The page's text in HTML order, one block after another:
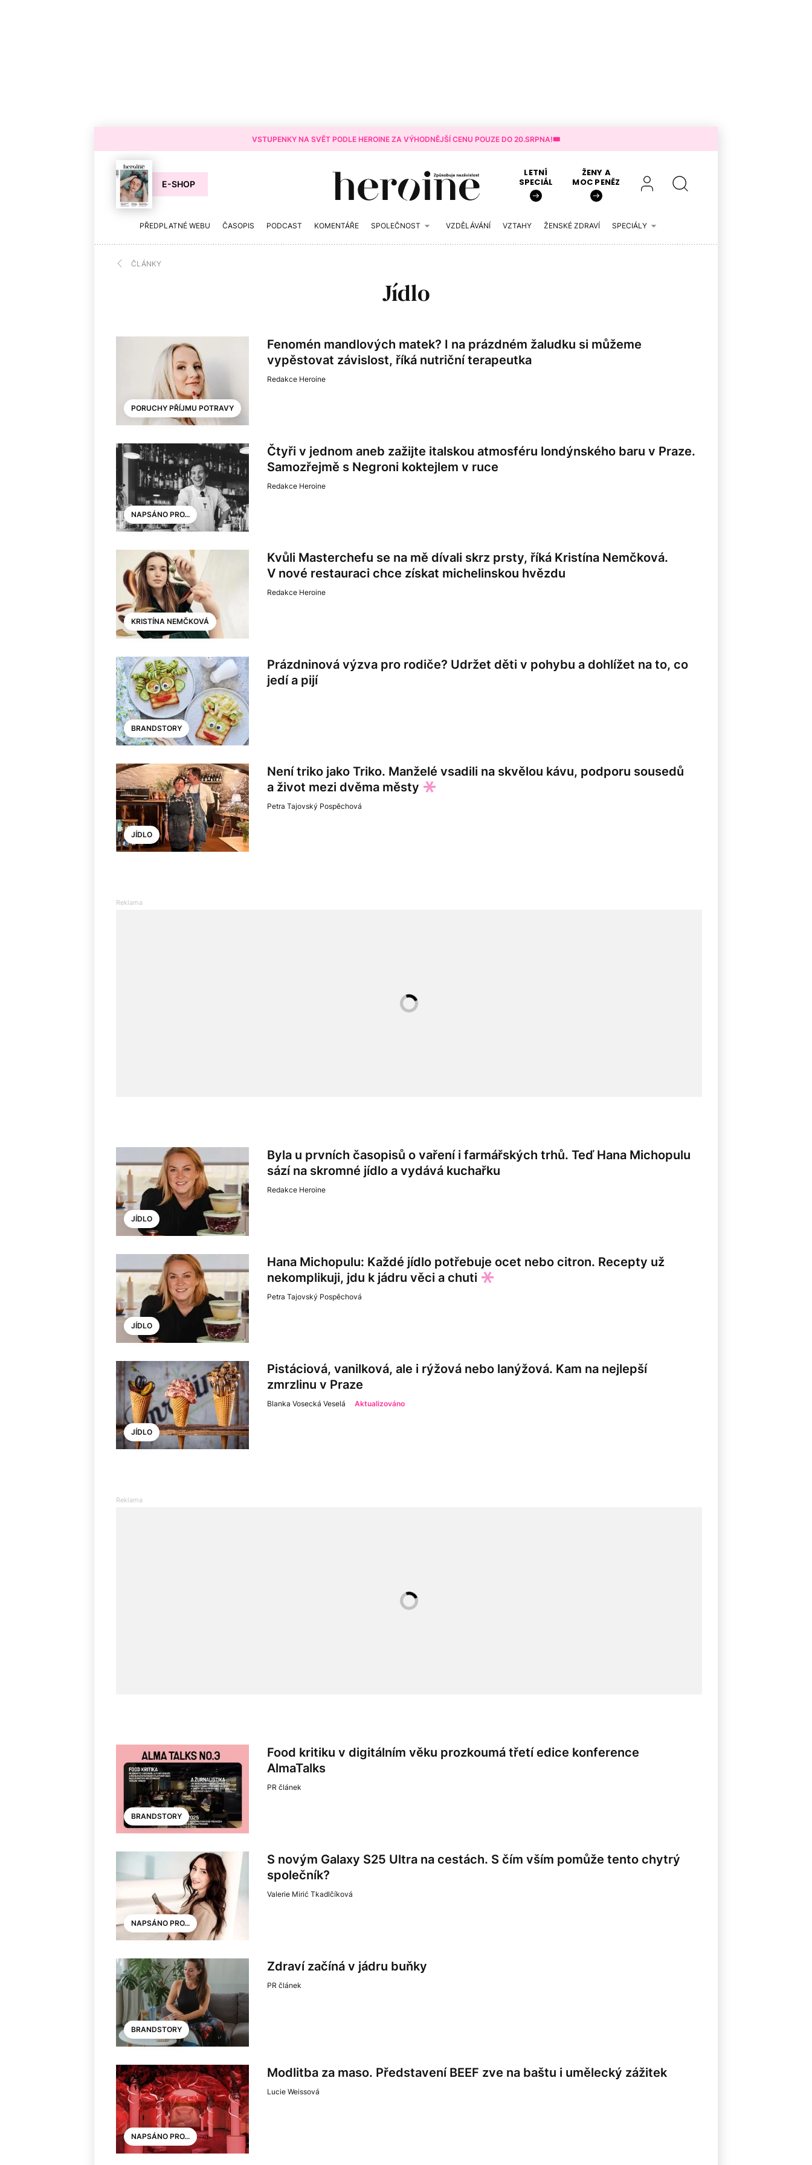
VSTUPENKY NA SVĚT PODLE HEROINE ZA VÝHODNĚJŠÍ CENU POUZE DO 20.SRPNA!🎟️
E-SHOP
LETNÍ
SPECIÁL
ŽENY A
MOC PENĚZ
PŘEDPLATNÉ WEBU ČASOPIS PODCAST KOMENTÁŘE SPOLEČNOST VZDĚLÁVÁNÍ VZTAHY ŽENSKÉ ZDRAVÍ SPECIÁLY
ČLÁNKY
Jídlo
PORUCHY PŘÍJMU POTRAVY
Fenomén mandlových matek? I na prázdném žaludku si můžeme
vypěstovat závislost, říká nutriční terapeutka
Redakce Heroine
NAPSÁNO PRO...
Čtyři v jednom aneb zažijte italskou atmosféru londýnského baru v Praze.
Samozřejmě s Negroni koktejlem v ruce
Redakce Heroine
KRISTÍNA NEMČKOVÁ
Kvůli Masterchefu se na mě dívali skrz prsty, říká Kristína Nemčková.
V nové restauraci chce získat michelinskou hvězdu
Redakce Heroine
BRANDSTORY
Prázdninová výzva pro rodiče? Udržet děti v pohybu a dohlížet na to, co
jedí a pijí
JÍDLO
Není triko jako Triko. Manželé vsadili na skvělou kávu, podporu sousedů
a život mezi dvěma městy
Petra Tajovský Pospěchová
JÍDLO
Byla u prvních časopisů o vaření i farmářských trhů. Teď Hana Michopulu
sází na skromné jídlo a vydává kuchařku
Redakce Heroine
JÍDLO
Hana Michopulu: Každé jídlo potřebuje ocet nebo citron. Recepty už
nekomplikuji, jdu k jádru věci a chuti
Petra Tajovský Pospěchová
JÍDLO
Pistáciová, vanilková, ale i rýžová nebo lanýžová. Kam na nejlepší
zmrzlinu v Praze
Blanka Vosecká Veselá Aktualizováno
BRANDSTORY
Food kritiku v digitálním věku prozkoumá třetí edice konference
AlmaTalks
PR článek
NAPSÁNO PRO...
S novým Galaxy S25 Ultra na cestách. S čím vším pomůže tento chytrý
společník?
Valerie Mirić Tkadlčíková
BRANDSTORY
Zdraví začíná v jádru buňky
PR článek
NAPSÁNO PRO...
Modlitba za maso. Představení BEEF zve na baštu i umělecký zážitek
Lucie Weissová